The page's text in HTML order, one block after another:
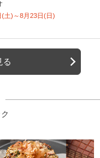
(土)～8月23日(日)
る